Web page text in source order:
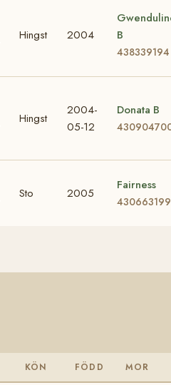
Hingst 2004
B
438339194
Hingst
2004-
05-12
Donata B
Sto 2005
Fairness
430663199
KÖN FÖDD MOR